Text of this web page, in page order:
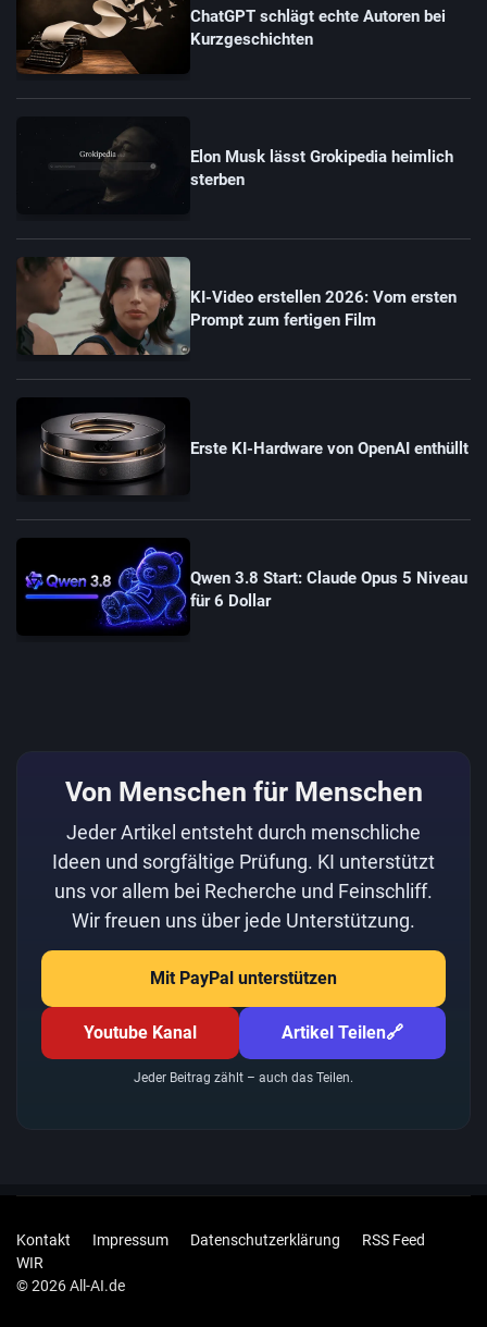
ChatGPT schlägt echte Autoren bei
Kurzgeschichten
Elon Musk lässt Grokipedia heimlich
sterben
KI-Video erstellen 2026: Vom ersten
Prompt zum fertigen Film
Erste KI-Hardware von OpenAI enthüllt
Qwen 3.8 Start: Claude Opus 5 Niveau
für 6 Dollar
Von Menschen für Menschen
Jeder Artikel entsteht durch menschliche
Ideen und sorgfältige Prüfung. KI unterstützt
uns vor allem bei Recherche und Feinschliff.
Wir freuen uns über jede Unterstützung.
Mit PayPal unterstützen
Youtube Kanal Artikel Teilen🔗
Jeder Beitrag zählt – auch das Teilen.
Kontakt Impressum Datenschutzerklärung
RSS Feed
WIR
© 2026 All-AI.de